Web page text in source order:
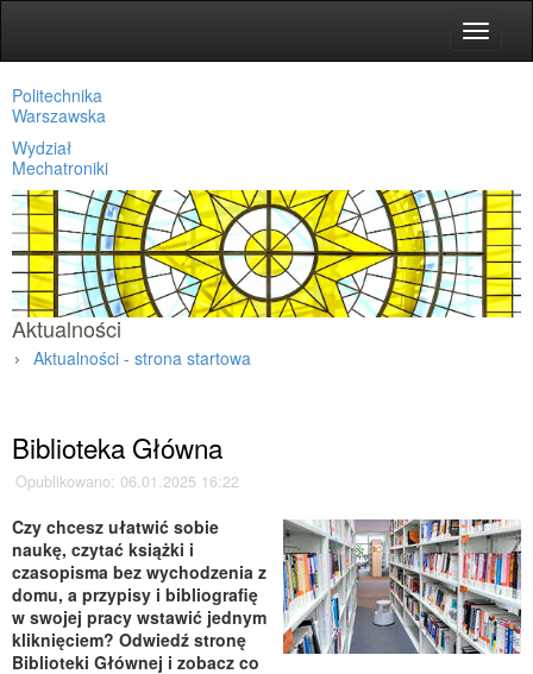
Toggle
Politechnika
Warszawska
Wydział
Mechatroniki
Aktualności
Aktualności - strona startowa
Biblioteka Główna
Opublikowano: 06.01.2025 16:22
Czy chcesz ułatwić sobie
naukę, czytać książki i
czasopisma bez wychodzenia z
domu, a przypisy i bibliografię
w swojej pracy wstawić jednym
kliknięciem? Odwiedź stronę
Biblioteki Głównej i zobacz co